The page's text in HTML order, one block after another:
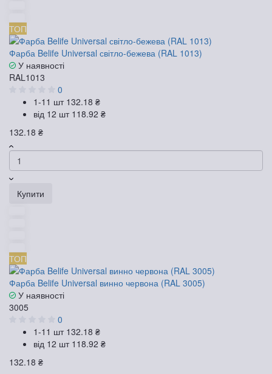
ТОП
Фарба Belife Universal світло-бежева (RAL 1013)
У наявності
RAL1013
0
1-11 шт 132.18 ₴
від 12 шт 118.92 ₴
132.18 ₴
Купити
ТОП
Фарба Belife Universal винно червона (RAL 3005)
У наявності
3005
0
1-11 шт 132.18 ₴
від 12 шт 118.92 ₴
132.18 ₴